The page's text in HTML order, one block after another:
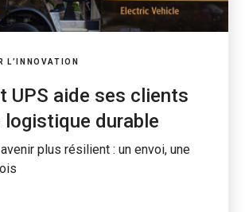
L’INNOVATION
UPS aide ses clients
logistique durable
plus résilient : un envoi, une